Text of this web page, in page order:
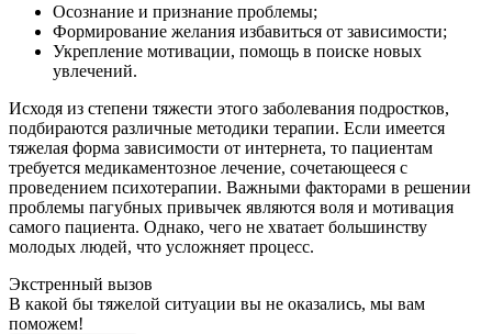
Осознание и признание проблемы;
Формирование желания избавиться от зависимости;
Укрепление мотивации, помощь в поиске новых
увлечений.
Исходя из степени тяжести этого заболевания подростков,
подбираются различные методики терапии. Если имеется
тяжелая форма зависимости от интернета, то пациентам
требуется медикаментозное лечение, сочетающееся с
проведением психотерапии. Важными факторами в решении
проблемы пагубных привычек являются воля и мотивация
самого пациента. Однако, чего не хватает большинству
молодых людей, что усложняет процесс.
Экстренный вызов
В какой бы тяжелой ситуации вы не оказались, мы вам
поможем!